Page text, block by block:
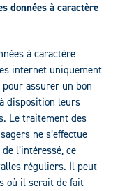
données à caractère
à caractère
internet uniquement
assurer un bon
disposition leurs
Le traitement des
ne s’effectue
l’intéressé, ce
réguliers. Il peut
où il serait de fait